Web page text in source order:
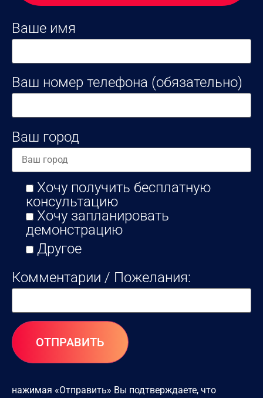
Ваше имя
Ваш номер телефона (обязательно)
Ваш город
Хочу получить бесплатную
консультацию
Хочу запланировать
демонстрацию
Другое
Комментарии / Пожелания:
нажимая «Отправить» Вы подтверждаете, что